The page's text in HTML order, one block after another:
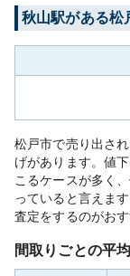
秋山駅がある松
松戸市で売り出さ
げがあります。値
こるケースが多く
っていると言えま
査定をするのがおす
間取りごとの平